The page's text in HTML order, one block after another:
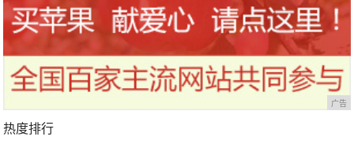
广告
热度排行